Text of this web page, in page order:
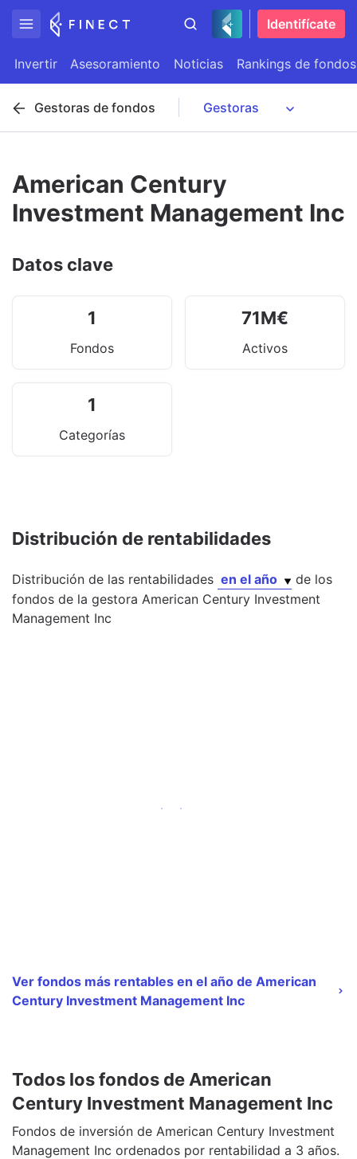
Identifícate
Invertir Asesoramiento Noticias Rankings de fondos
Gestoras de fondos
American Century
Investment Management Inc
Datos clave
1
Fondos
71M€
Activos
1
Categorías
Distribución de rentabilidades
Distribución de las rentabilidades en el año
de los
fondos de la gestora American Century Investment
Management Inc
Ver fondos más rentables en el año de American
Century Investment Management Inc
Todos los fondos de American
Century Investment Management Inc
Fondos de inversión de American Century Investment
Management Inc ordenados por rentabilidad a 3 años.